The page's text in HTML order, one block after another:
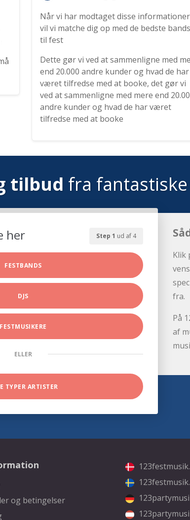
Når vi har modtaget disse informationer
vil vi matche dig op med de bedste bands
til fest
Dette gør vi ved at sammenligne med
end 20.000 andre kunder og hvad de har
været tilfredse med at booke, det gør vi
ved at sammenligne med mere end
andre kunder og hvad de har været
tilfredse med at booke
tilbud fra
Step 1 ud af 4
her
FESTBANDS
DJS
FESTMUSIKERE
ELLER
TYPER ARTISTER
Klik
fra.
På
af
og betingelser